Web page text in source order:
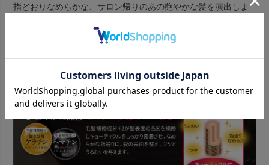
指どおりなめらかな、サロン帰りのあの艶やかな髪を演出しま